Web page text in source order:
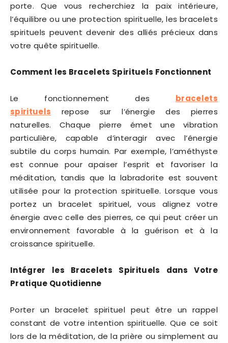
porte. Que vous recherchiez la paix intérieure,
l’équilibre ou une protection spirituelle, les bracelets
spirituels peuvent devenir des alliés précieux dans
votre quête spirituelle.
Comment les Bracelets Spirituels Fonctionnent
Le fonctionnement des bracelets
spirituels repose sur l’énergie des pierres
naturelles. Chaque pierre émet une vibration
particulière, capable d’interagir avec l’énergie
subtile du corps humain. Par exemple, l’améthyste
est connue pour apaiser l’esprit et favoriser la
méditation, tandis que la labradorite est souvent
utilisée pour la protection spirituelle. Lorsque vous
portez un bracelet spirituel, vous alignez votre
énergie avec celle des pierres, ce qui peut créer un
environnement favorable à la guérison et à la
croissance spirituelle.
Intégrer les Bracelets Spirituels dans Votre
Pratique Quotidienne
Porter un bracelet spirituel peut être un rappel
constant de votre intention spirituelle. Que ce soit
lors de la méditation, de la prière ou simplement au